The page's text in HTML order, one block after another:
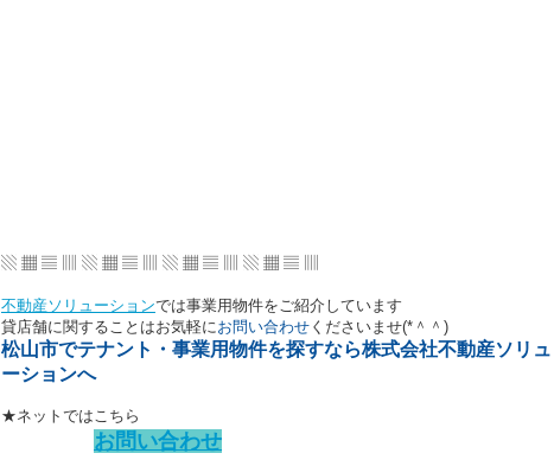
▧ ▦ ▤ ▥ ▧ ▦ ▤ ▥ ▧ ▦ ▤ ▥ ▧ ▦ ▤ ▥
不動産ソリューションでは事業用物件をご紹介しています
貸店舗に関することはお気軽にお問い合わせ くださいませ(*＾＾)
松山市でテナント・事業用物件を探すなら株式会社不動産ソリュ
ーションへ
★ネットではこちら
お問い合わせ